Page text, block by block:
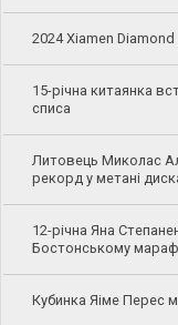
2024 Xiamen
15-річна китаянка
списа
Литовець Миколас
рекорд у метані
12-річна Яна
Бостонському
Кубинка Яіме Перес